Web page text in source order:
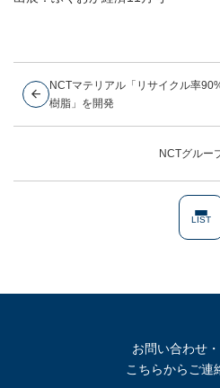
NCTマテリアル「リサイクル率
樹脂」を開発
LIST
NCTグルー
お問い合わせ
こちらからご連